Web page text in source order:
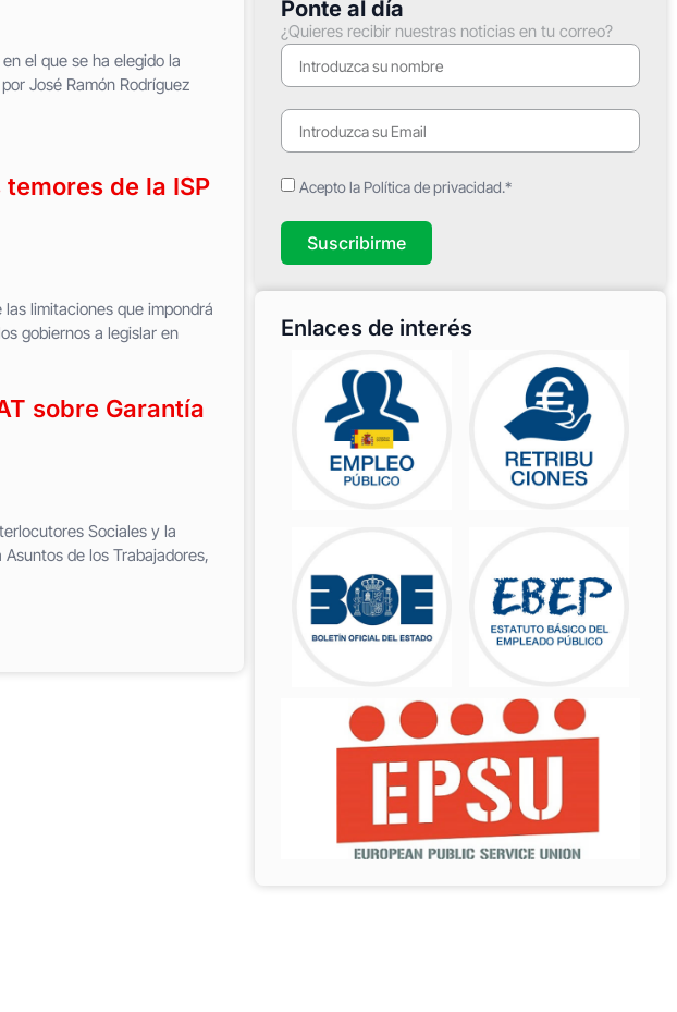
el que se ha elegido la
José Ramón Rodríguez
de la ISP
limitaciones que impondrá
gobiernos a legislar en
sobre Garantía
Sociales y la
de los Trabajadores,
Ponte al día
¿Quieres recibir nuestras noticias en tu correo?
Acepto la Política de privacidad.*
Suscribirme
Enlaces de interés